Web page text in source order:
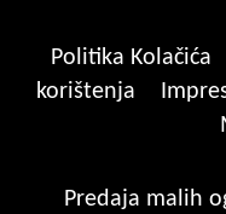
Politika Kolačića
korištenja
Predaja malih